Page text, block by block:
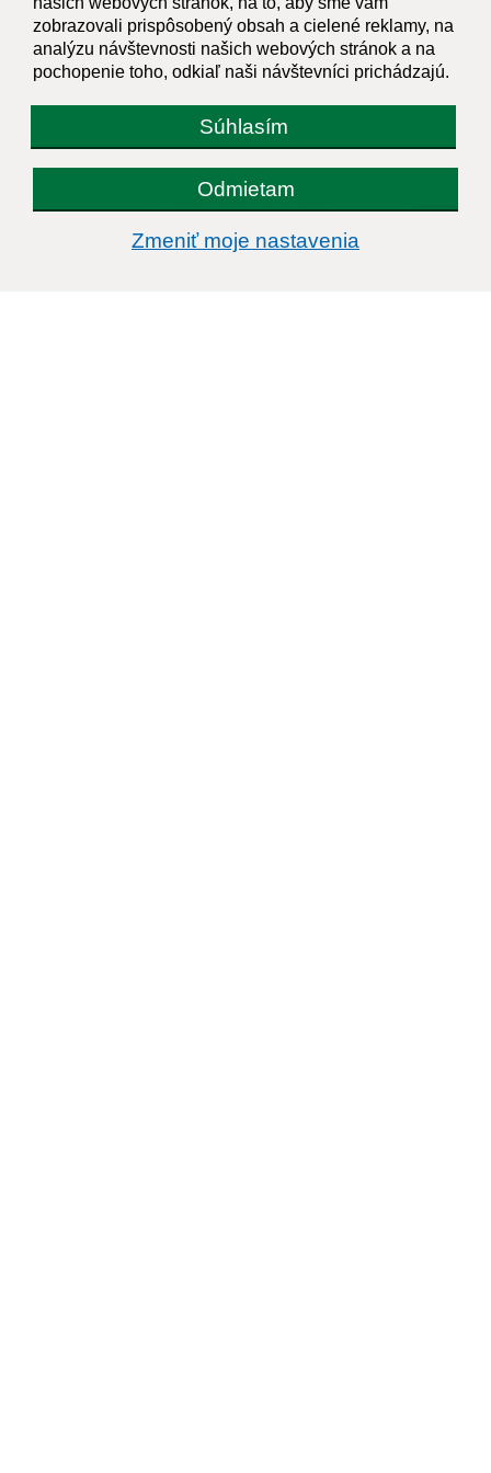
zobrazovali prispôsobený obsah a cielené reklamy, na
analýzu návštevnosti našich webových stránok a na
pochopenie toho, odkiaľ naši návštevníci prichádzajú.
Súhlasím
Odmietam
Zmeniť moje nastavenia
Kontakt:
Obecný úrad Rokycany
Rokycany č. 45
082 41 pošta Bajerov
info@obecrokycany.sk